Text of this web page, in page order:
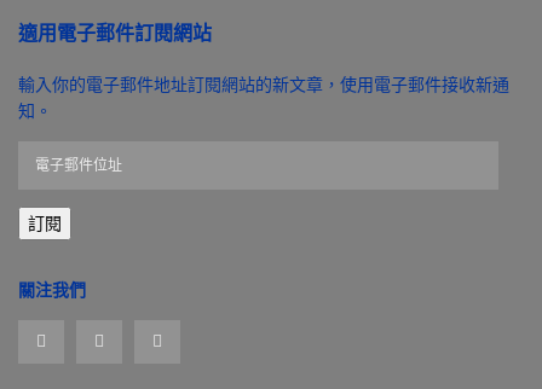
適用電子郵件訂閱網站
輸入你的電子郵件地址訂閱網站的新文章，使用電子郵件接收新通
知。
郵
件
址
訂閱
關注我們